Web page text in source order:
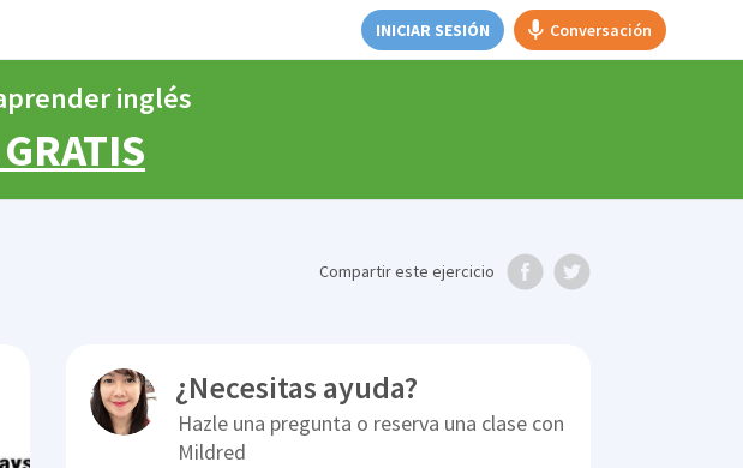
INICIAR SESIÓN Conversación
inglés
Compartireste ejercicio
¿Necesitas ayuda?
Hazle una pregunta o reserva una clase con
Mildred